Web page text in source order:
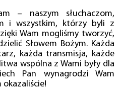
– naszym słuchaczom,
i wszystkim, którzy byli z
Wam mogliśmy tworzyć,
Słowem Bożym. Każda
każda transmisja, każde
wspólna z Wami były dla
Pan wynagrodzi Wam